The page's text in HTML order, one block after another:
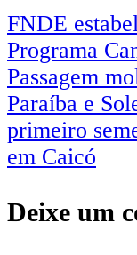
FNDE
Programa
Passagem
Paraíba e
primeiro
em Caicó
Deixe um